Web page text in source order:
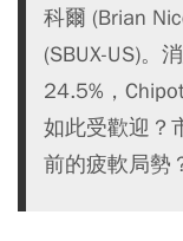
科爾 (Brian
(SBUX-US)。
24.5%，
如此受歡迎？
前的疲軟局勢